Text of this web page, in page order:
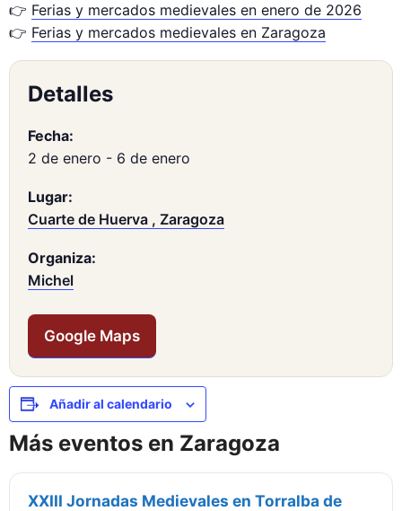
👉 Ferias y mercados medievales en enero de 2026
👉 Ferias y mercados medievales en Zaragoza
Detalles
Fecha:
2 de enero - 6 de enero
Lugar:
Cuarte de Huerva , Zaragoza
Organiza:
Michel
Google Maps
Añadir al calendario
Más eventos en Zaragoza
XXIII Jornadas Medievales en Torralba de